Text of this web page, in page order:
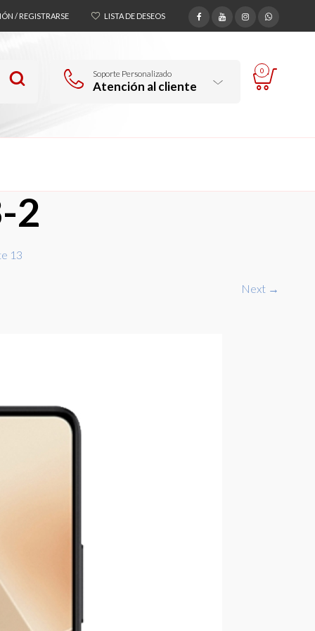
/ REGISTRARSE LISTA DE DESEOS
Soporte Personalizado
Atención al cliente
0
2
13
Next →